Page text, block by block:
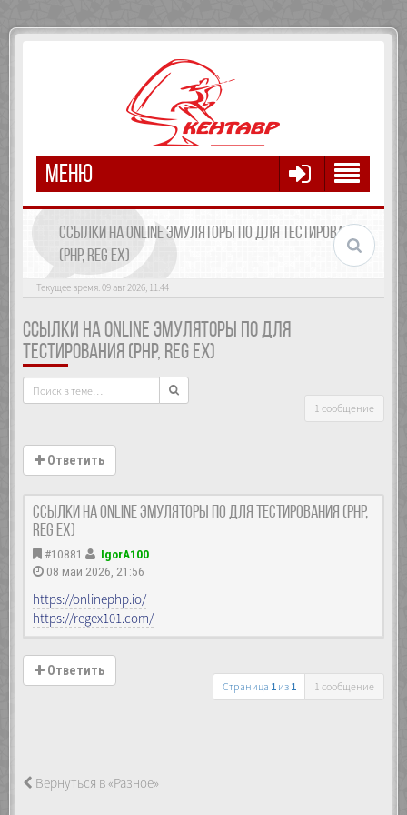
МЕНЮ
ССЫЛКИ НА ONLINE ЭМУЛЯТОРЫ ПО ДЛЯ ТЕСТИРОВАНИЯ
(PHP, REG EX)
Текущее время: 09 авг 2026, 11:44
ССЫЛКИ НА ONLINE ЭМУЛЯТОРЫ ПО ДЛЯ
ТЕСТИРОВАНИЯ (PHP, REG EX)
1 сообщение
Ответить
Ссылки на Online эмуляторы ПО для тестирования (PHP,
reg ex)
#10881
IgorA100
08 май 2026, 21:56
https://onlinephp.io/
https://regex101.com/
Ответить
Страница 1из 1 1 сообщение
Вернуться в «Разное»